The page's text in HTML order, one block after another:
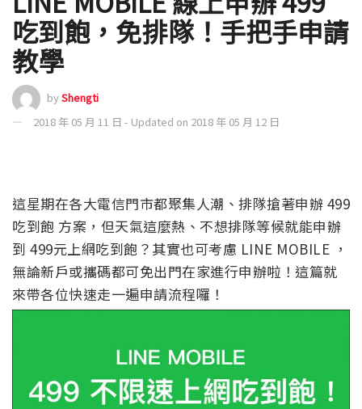
吃到飽，免排隊！手把手申請
教學
byShengti
2018 年 05 月 11 日 - Updated on 2018 年 05 月 12 日
這星期在各大電信門市都聚集人潮、排隊搶著申辦 499
吃到飽 方案，但天氣這麼熱、不想排隊等候就能申辦
到 499元上網吃到飽？其實也可考慮 LINE MOBILE ，
無論新戶或攜碼都可免出門在家進行申辦啦！這篇就
來帶各位快速走一遍申請流程囉！